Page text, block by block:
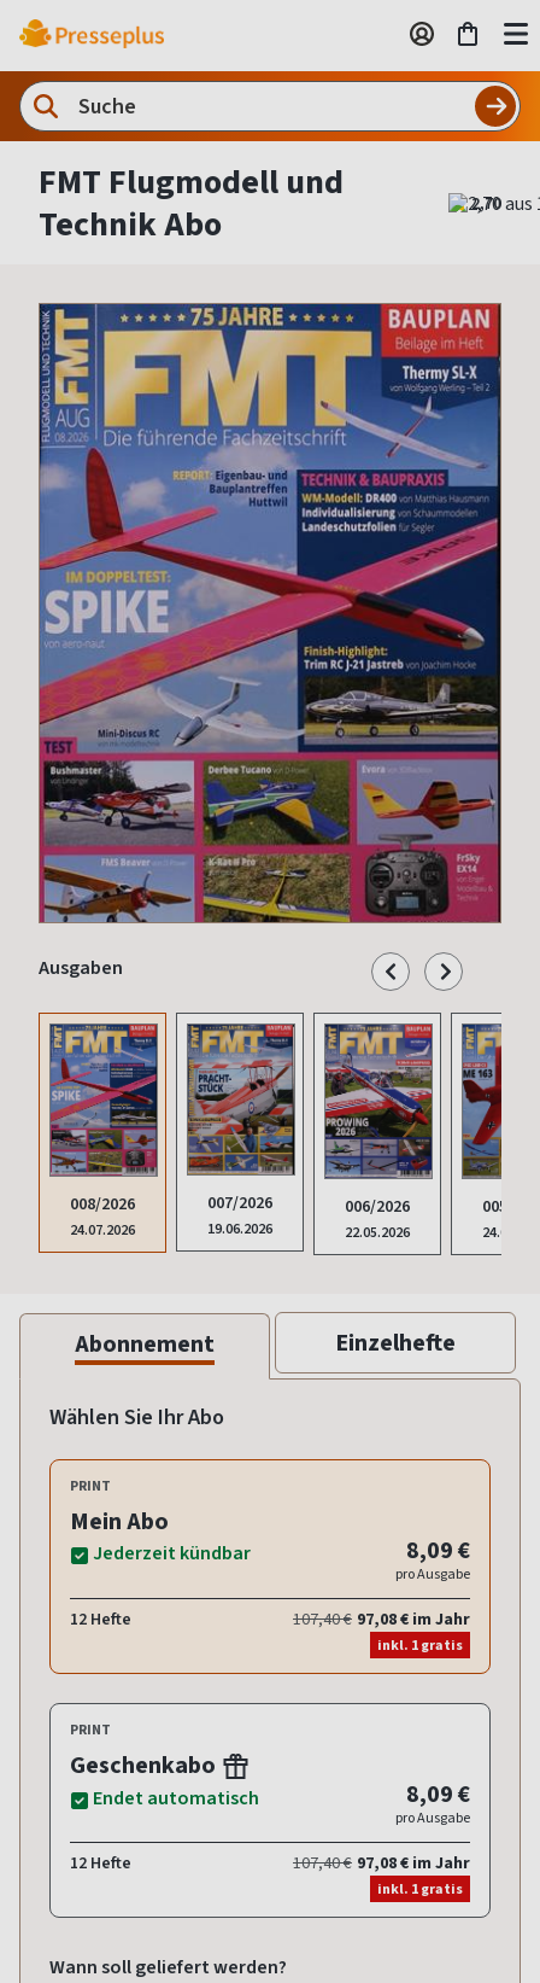
FMT Flugmodell und
Technik Abo
2,70
Ausgaben
008/2026
24.07.2026
007/2026
19.06.2026
006/2026
22.05.2026
005/
Abonnement Einzelhefte
Wählen Sie Ihr Abo
PRINT
Mein Abo
Jederzeit kündbar 8,09 €
pro Ausgabe
12 Hefte 107,40 € 97,08 € im Jahr
inkl. 1 gratis
PRINT
Geschenkabo
Endet automatisch 8,09 €
pro Ausgabe
12 Hefte 107,40 € 97,08 € im Jahr
inkl. 1 gratis
Wann soll geliefert werden?